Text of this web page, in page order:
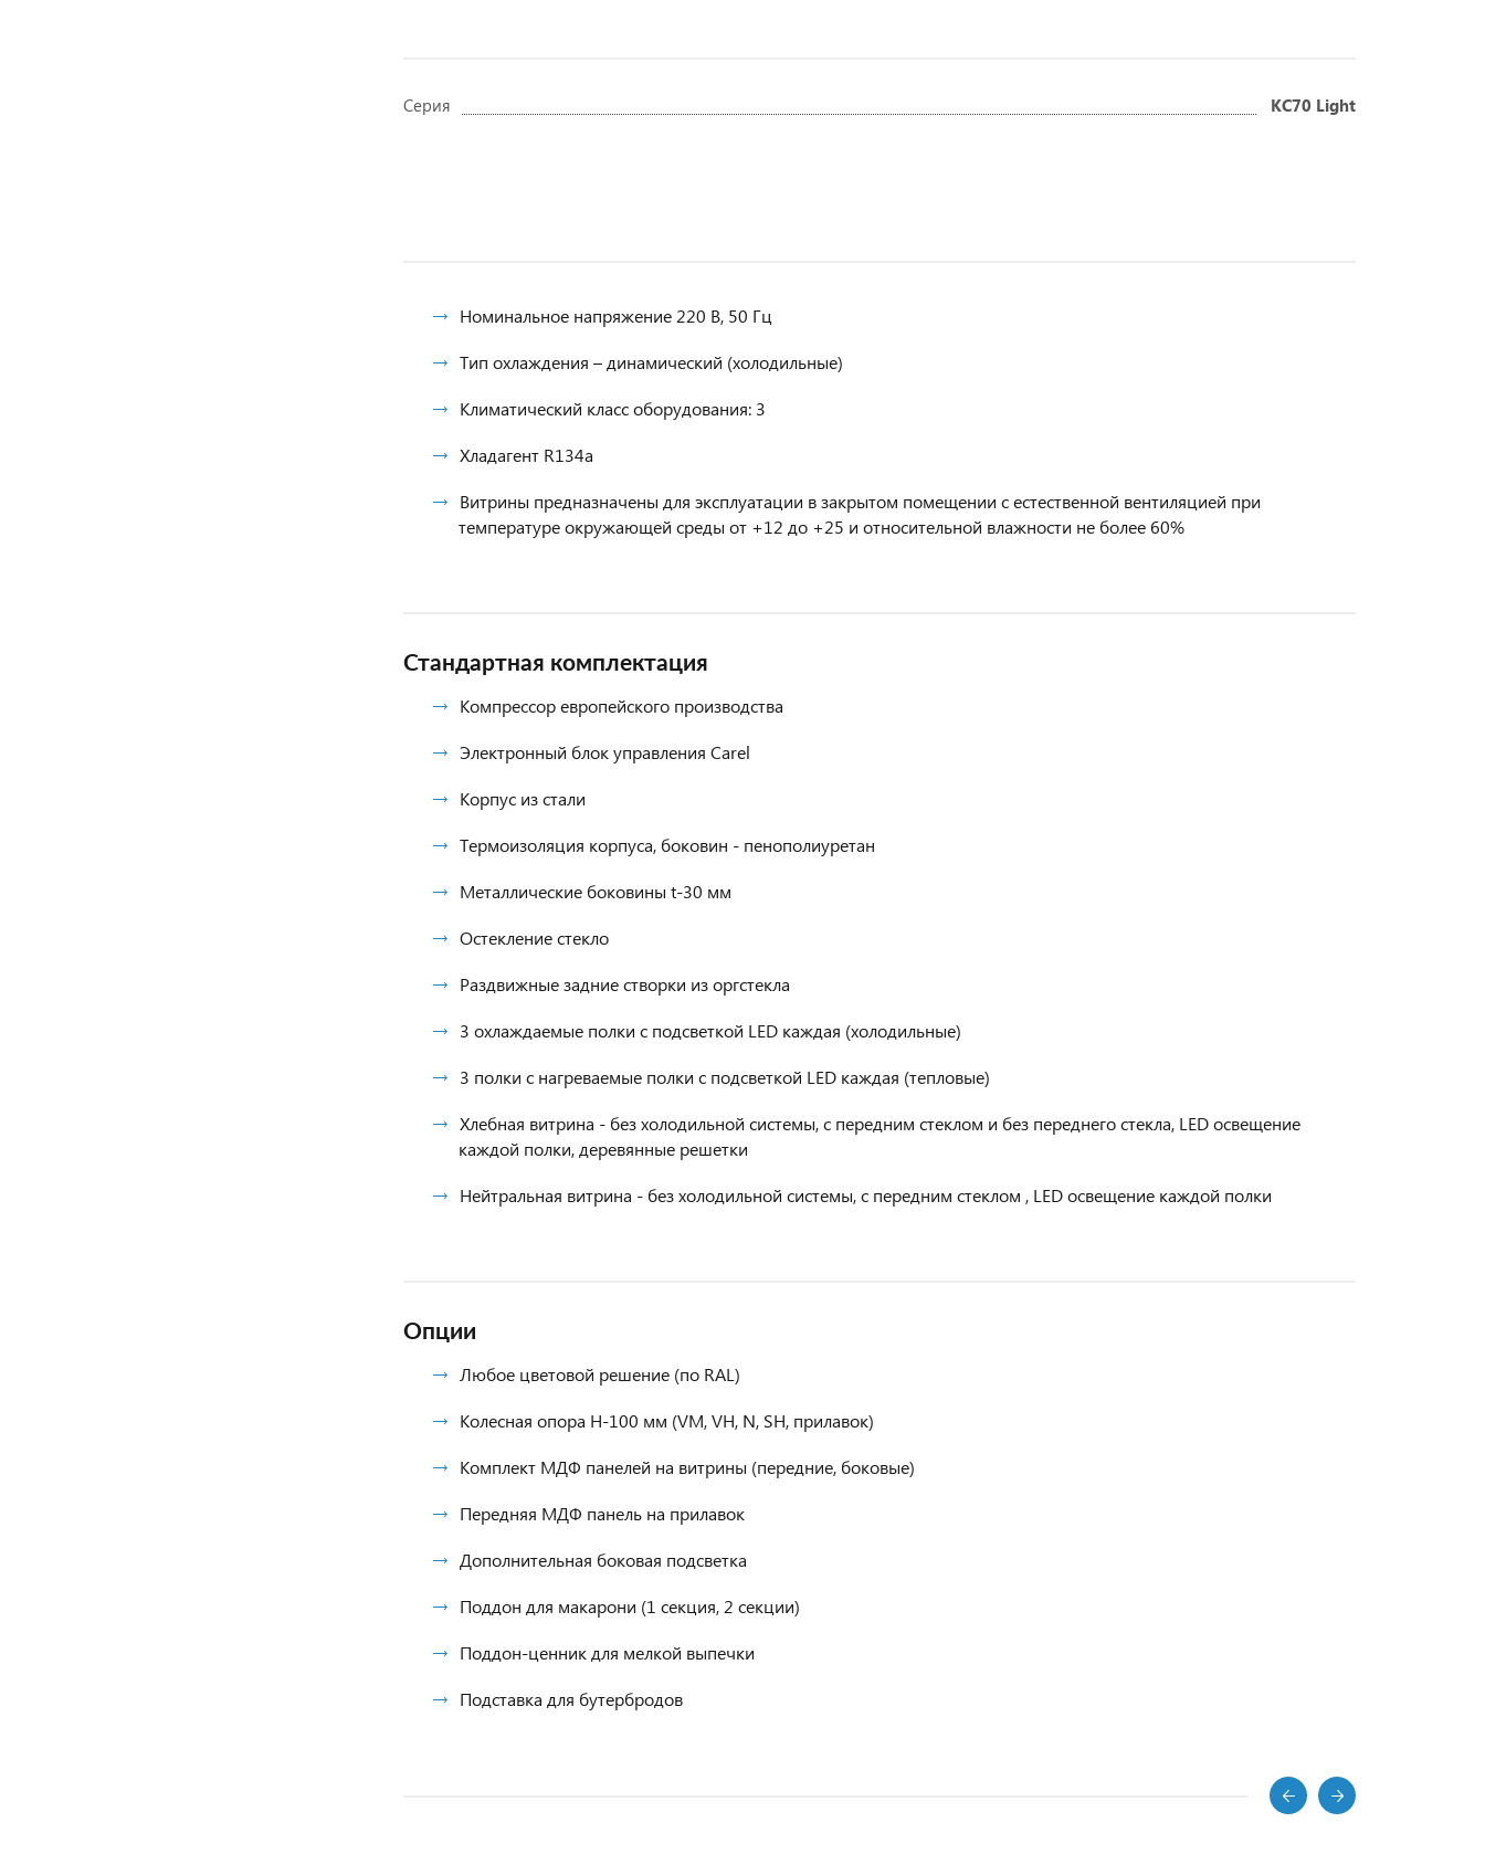
Серия KC70 Light
Номинальное напряжение 220 В, 50 Гц
Тип охлаждения – динамический (холодильные)
Климатический класс оборудования: 3
Хладагент R134a
Витрины предназначены для эксплуатации в закрытом помещении с естественной вентиляцией при
температуре окружающей среды от +12 до +25 и относительной влажности не более 60%
Стандартная комплектация
Компрессор европейского производства
Электронный блок управления Carel
Корпус из стали
Термоизоляция корпуса, боковин - пенополиуретан
Металлические боковины t-30 мм
Остекление стекло
Раздвижные задние створки из оргстекла
3 охлаждаемые полки с подсветкой LED каждая (холодильные)
3 полки с нагреваемые полки с подсветкой LED каждая (тепловые)
Хлебная витрина - без холодильной системы, с передним стеклом и без переднего стекла, LED освещение
каждой полки, деревянные решетки
Нейтральная витрина - без холодильной системы, с передним стеклом , LED освещение каждой полки
Опции
Любое цветовой решение (по RAL)
Колесная опора H-100 мм (VM, VH, N, SH, прилавок)
Комплект МДФ панелей на витрины (передние, боковые)
Передняя МДФ панель на прилавок
Дополнительная боковая подсветка
Поддон для макарони (1 секция, 2 секции)
Поддон-ценник для мелкой выпечки
Подставка для бутербродов